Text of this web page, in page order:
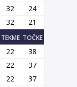
32
24
32 21
TEKME TOČKE
22
38
22
37
22
37